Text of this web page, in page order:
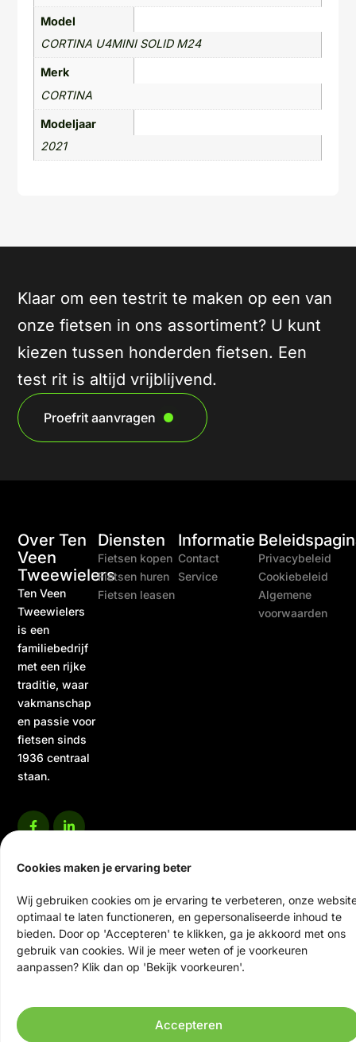
Cookies maken je ervaring beter
Wij gebruiken cookies om je ervaring te verbeteren, onze
optimaal te laten functioneren, en gepersonaliseerde inhoud te
bieden. Door op 'Accepteren' te klikken, ga je akkoord met ons
gebruik van cookies. Wil je meer weten of je voorkeuren
aanpassen? Klik dan op 'Bekijk voorkeuren'.
Accepteren
Model
CORTINA U4MINI SOLID M24
Merk
CORTINA
Modeljaar
2021
Klaar om een testrit te maken op een van
onze fietsen in ons assortiment? U kunt
kiezen tussen honderden fietsen. Een
test rit is altijd vrijblijvend.
Proefrit aanvragen
Over Ten
Veen
Tweewielers
Ten Veen
Tweewielers
is een
familiebedrijf
met een rijke
traditie, waar
vakmanschap
en passie voor
fietsen sinds
1936 centraal
staan.
Diensten
Fietsen kopen
Fietsen huren
Fietsen leasen
Informatie
Contact
Service
Privacybeleid
Cookiebeleid
Algemene
voorwaarden
© 2026 Ten Veen Tweewielers | Alle rechten voorbehouden
Website door Scrolla!